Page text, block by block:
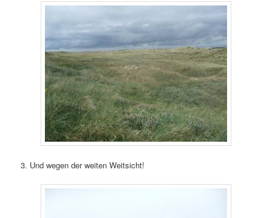
3. Und wegen der weiten Weitsicht!